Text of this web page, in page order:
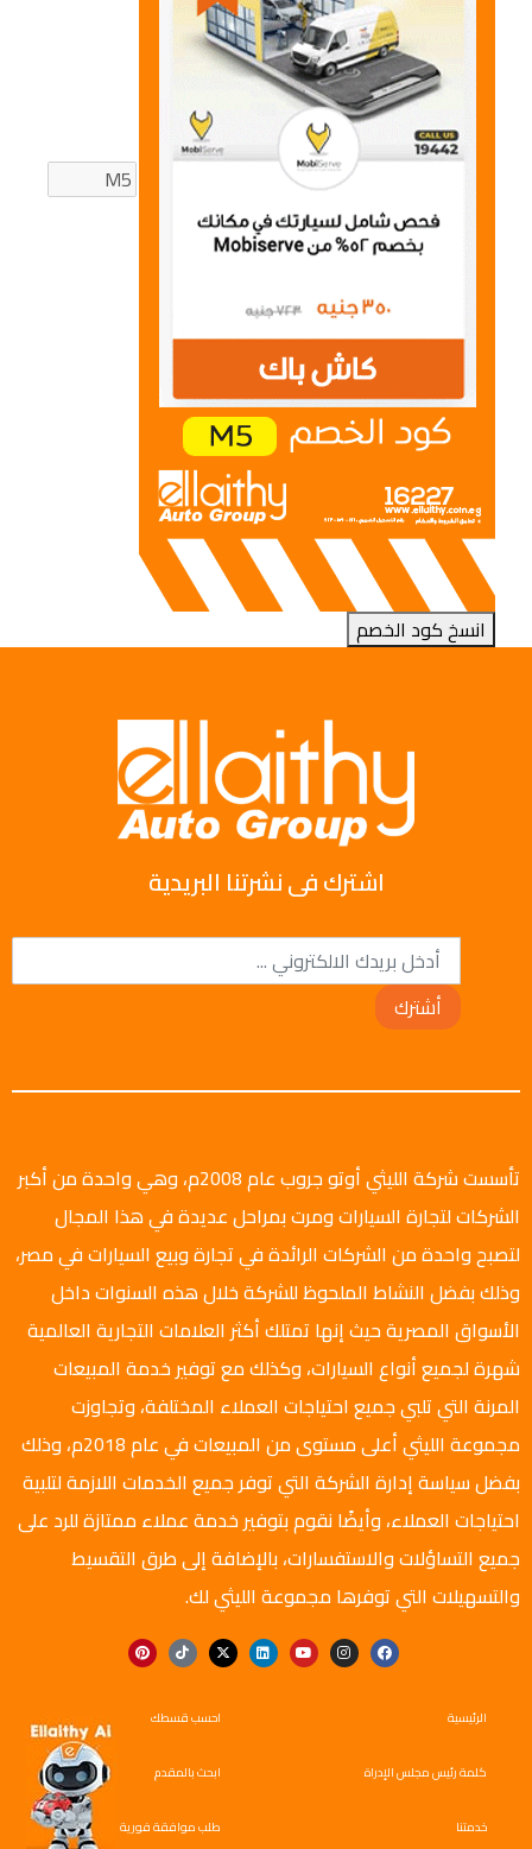
انسخ كود الخصم
اشترك فى نشرتنا البريدية
أشترك
تأسست شركة الليثي أوتو جروب عام 2008م، وهي واحدة من أكبر
الشركات لتجارة السيارات ومرت بمراحل عديدة في هذا المجال
لتصبح واحدة من الشركات الرائدة في تجارة وبيع السيارات في مصر،
وذلك بفضل النشاط الملحوظ للشركة خلال هذه السنوات داخل
الأسواق المصرية حيث إنها تمتلك أكثر العلامات التجارية العالمية
شهرة لجميع أنواع السيارات، وكذلك مع توفير خدمة المبيعات
المرنة التي تلبي جميع احتياجات العملاء المختلفة، وتجاوزت
مجموعة الليثي أعلى مستوى من المبيعات في عام 2018م، وذلك
بفضل سياسة إدارة الشركة التي توفر جميع الخدمات اللازمة لتلبية
احتياجات العملاء، وأيضًا نقوم بتوفير خدمة عملاء ممتازة للرد على
جميع التساؤلات والاستفسارات، بالإضافة إلى طرق التقسيط
والتسهيلات التي توفرها مجموعة الليثي لك.
الرئيسية
كلمة رئيس مجلس الإدراة
خدمتنا
احسب قسطك
ابحث بالمقدم
طلب موافقة فورية